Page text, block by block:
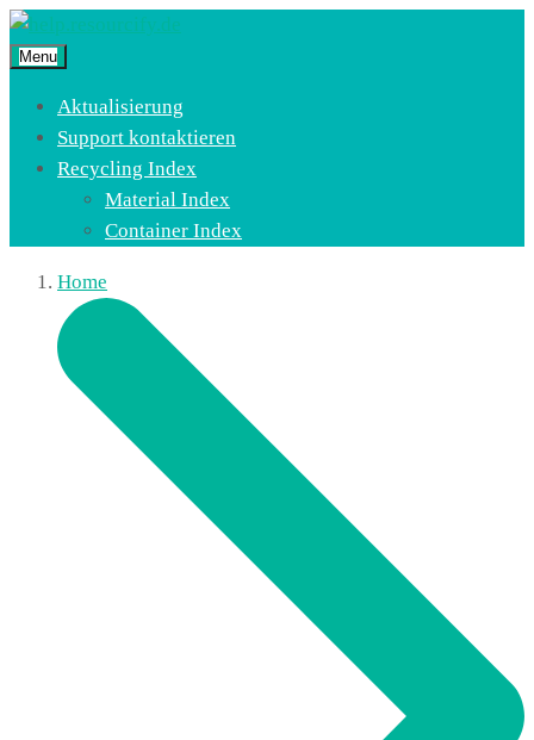
Menu
Aktualisierung
Support kontaktieren
Recycling Index
Material Index
Container Index
Home